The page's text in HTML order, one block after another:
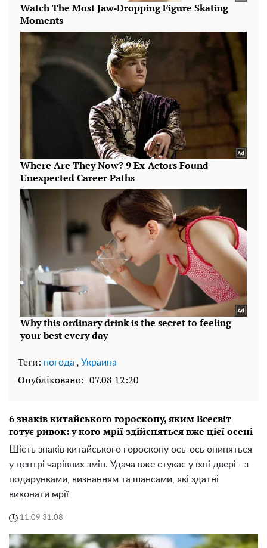
Теги: погода , Украина
Опубліковано: 07.08 12:20
6 знаків китайського гороскопу, яким Всесвіт
готує ривок: у кого мрії здійсняться вже цієї осені
Шість знаків китайського гороскопу ось-ось опиняться
у центрі чарівних змін. Удача вже стукає у їхні двері - з
подарунками, визнанням та шансами, які здатні
виконати мрії
11:09 31.08